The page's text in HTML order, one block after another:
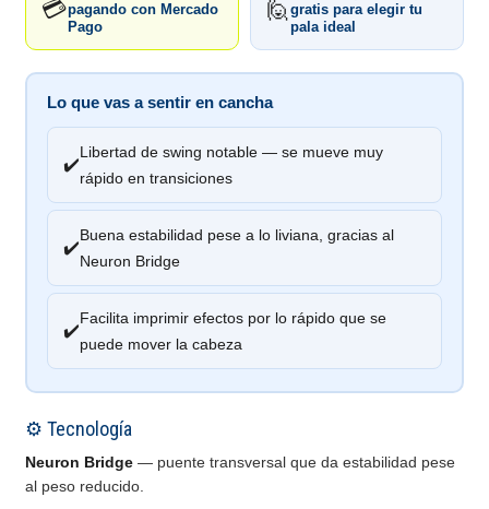
💳pagando con Mercado
Pago
🙋 gratis para elegir tu
pala ideal
Lo que vas a sentir en cancha
✔️
Libertad de swing notable — se mueve muy
rápido en transiciones
✔️
Buena estabilidad pese a lo liviana, gracias al
Neuron Bridge
✔️
Facilita imprimir efectos por lo rápido que se
puede mover la cabeza
⚙️ Tecnología
Neuron Bridge — puente transversal que da estabilidad pese
al peso reducido.